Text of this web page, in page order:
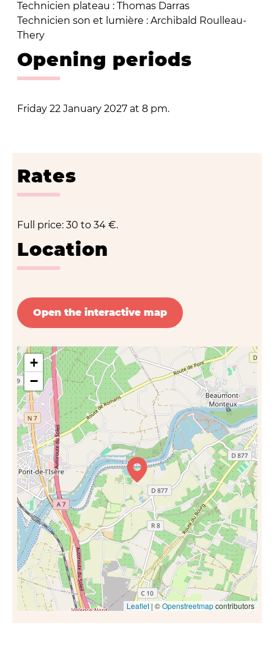
Technicien plateau : Thomas Darras
Technicien son et lumière : Archibald Roulleau-
Thery
Opening periods
Friday 22 January 2027 at 8 pm.
Rates
Full price: 30 to 34 €.
Location
Open the interactive map
+
−
Leaflet| ©Openstreetmapcontributors